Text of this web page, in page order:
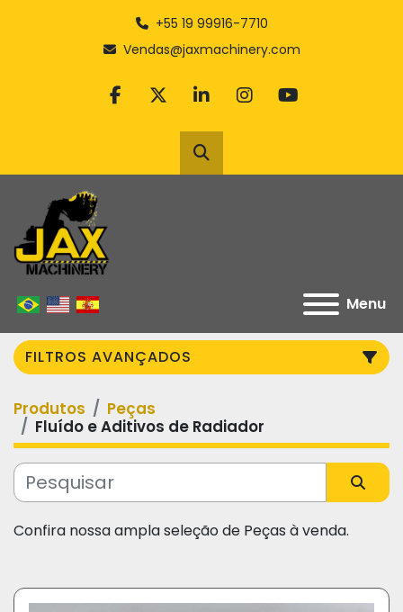
+55 19 99916-7710
Vendas@jaxmachinery.com
facebook
twitterlinkedininstagram
youtube
Pesquisar
Menu
FILTROS AVANÇADOS
Categoria
Fabricante
Modelo
Produtos
Peças
Fluído e Aditivos de Radiador
Confira nossa ampla seleção de Peças à venda.